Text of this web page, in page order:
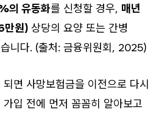
의 유동화를 신청할 경우, 매년
만원) 상당의 요양 또는 간병
니다. (출처: 금융위원회, 2025)
면 사망보험금을 이전으로 다시
입 전에 먼저 꼼꼼히 알아보고